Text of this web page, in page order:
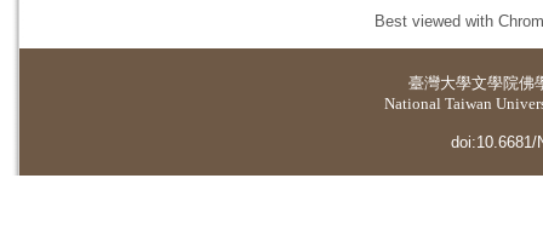
Best viewed with
臺灣大學文學院佛
National Taiwan
doi:10.6681/